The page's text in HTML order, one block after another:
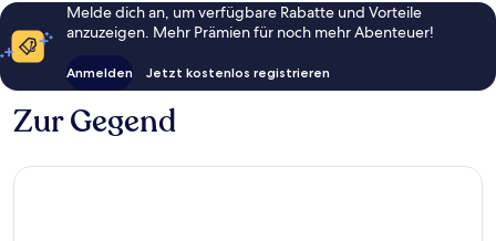
Melde dich an, um verfügbare Rabatte und Vorteile
anzuzeigen. Mehr Prämien für noch mehr Abenteuer!
Anmelden Jetzt kostenlos registrieren
Zur Gegend